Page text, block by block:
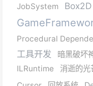
JobSystem Box2D
Procedural
工具开发 暗黑破坏
ILRuntime
消逝的光